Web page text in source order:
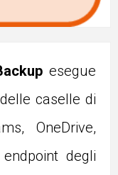
esegue
caselle di
OneDrive,
degli